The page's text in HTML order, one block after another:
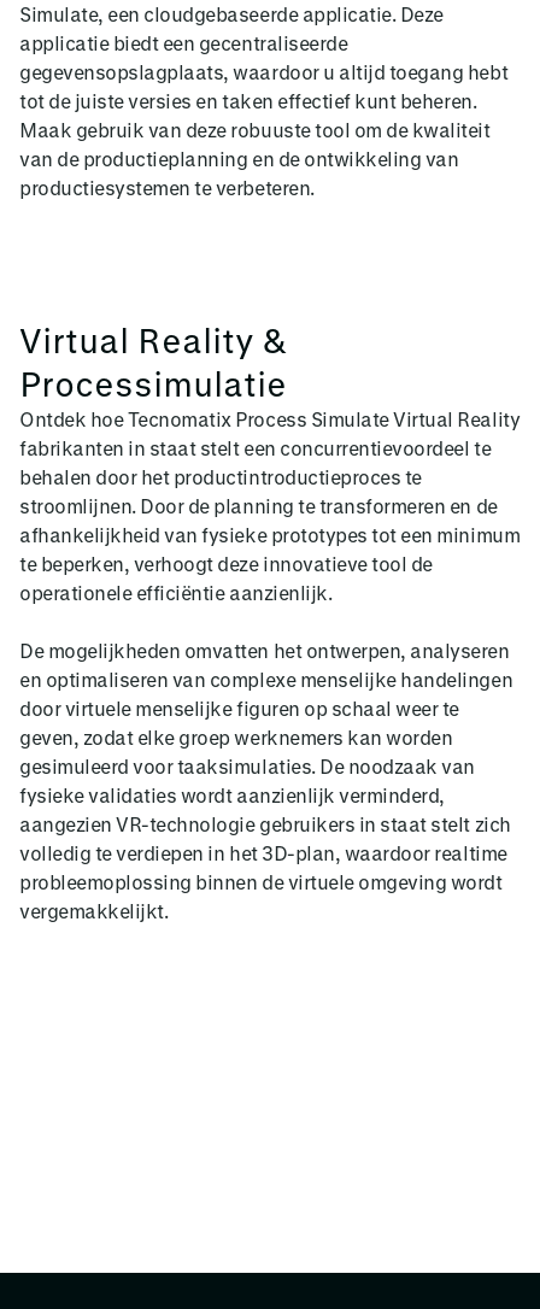
Simulate, een cloudgebaseerde applicatie. Deze
applicatie biedt een gecentraliseerde
gegevensopslagplaats, waardoor u altijd toegang hebt
tot de juiste versies en taken effectief kunt beheren.
Maak gebruik van deze robuuste tool om de kwaliteit
van de productieplanning en de ontwikkeling van
productiesystemen te verbeteren.
Virtual Reality &
Processimulatie
Ontdek hoe Tecnomatix Process Simulate Virtual Reality
fabrikanten in staat stelt een concurrentievoordeel te
behalen door het productintroductieproces te
stroomlijnen. Door de planning te transformeren en de
afhankelijkheid van fysieke prototypes tot een minimum
te beperken, verhoogt deze innovatieve tool de
operationele efficiëntie aanzienlijk.
De mogelijkheden omvatten het ontwerpen, analyseren
en optimaliseren van complexe menselijke handelingen
door virtuele menselijke figuren op schaal weer te
geven, zodat elke groep werknemers kan worden
gesimuleerd voor taaksimulaties. De noodzaak van
fysieke validaties wordt aanzienlijk verminderd,
aangezien VR-technologie gebruikers in staat stelt zich
volledig te verdiepen in het 3D-plan, waardoor realtime
probleemoplossing binnen de virtuele omgeving wordt
vergemakkelijkt.